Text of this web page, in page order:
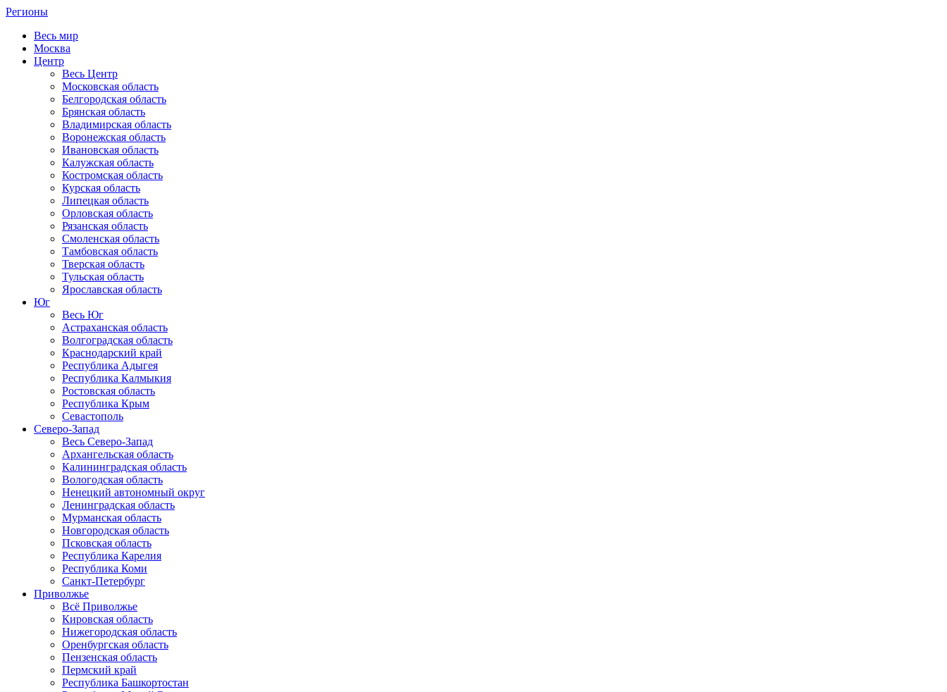
Регионы
Весь мир
Москва
Центр
Весь Центр
Московская область
Белгородская область
Брянская область
Владимирская область
Воронежская область
Ивановская область
Калужская область
Костромская область
Курская область
Липецкая область
Орловская область
Рязанская область
Смоленская область
Тамбовская область
Тверская область
Тульская область
Ярославская область
Юг
Весь Юг
Астраханская область
Волгоградская область
Краснодарский край
Республика Адыгея
Республика Калмыкия
Ростовская область
Республика Крым
Севастополь
Северо-Запад
Весь Северо-Запад
Архангельская область
Калининградская область
Вологодская область
Ненецкий автономный округ
Ленинградская область
Мурманская область
Новгородская область
Псковская область
Республика Карелия
Республика Коми
Санкт-Петербург
Приволжье
Всё Приволжье
Кировская область
Нижегородская область
Оренбургская область
Пензенская область
Пермский край
Республика Башкортостан